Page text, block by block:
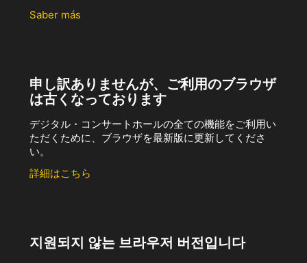
Saber más
申し訳ありませんが、ご利用のブラウザ
は古くなっております
デジタル・コンサートホールの全ての機能をご利用い
ただくために、ブラウザを最新版に更新してくださ
い。
詳細はこちら
지원되지 않는 브라우저 버전입니다